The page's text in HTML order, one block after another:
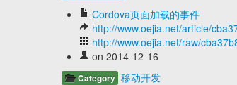
Cordova页面加载的事件
http://www.oejia.net/article/
http://www.oejia.net/raw/
on 2014-12-16
Category 移动开发